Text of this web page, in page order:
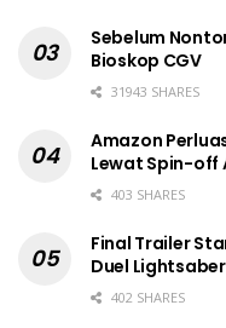
Sebelum
Bioskop CGV
31943 SHARES
Amazon
Lewat Spin-off
403 SHARES
Final Trailer
Duel
402 SHARES